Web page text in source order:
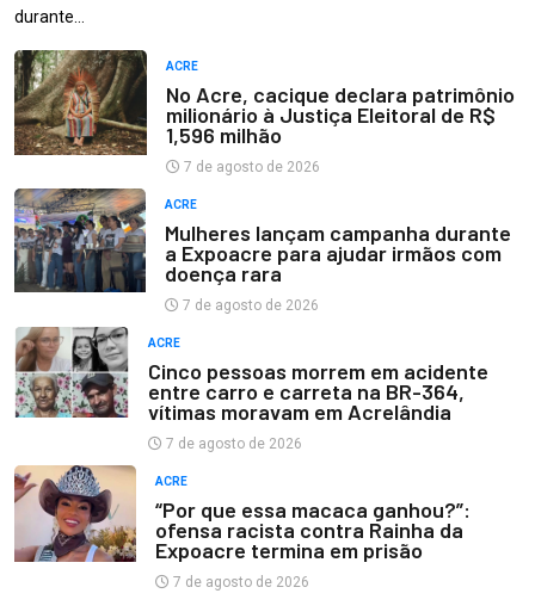
durante…
ACRE
No Acre, cacique declara patrimônio
milionário à Justiça Eleitoral de R$
1,596 milhão
7 de agosto de 2026
ACRE
Mulheres lançam campanha durante
a Expoacre para ajudar irmãos com
doença rara
7 de agosto de 2026
ACRE
Cinco pessoas morrem em acidente
entre carro e carreta na BR-364,
vítimas moravam em Acrelândia
7 de agosto de 2026
ACRE
“Por que essa macaca ganhou?”:
ofensa racista contra Rainha da
Expoacre termina em prisão
7 de agosto de 2026